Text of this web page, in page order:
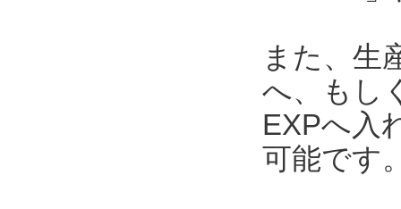
また、生
へ、もし
EXPへ入
可能です